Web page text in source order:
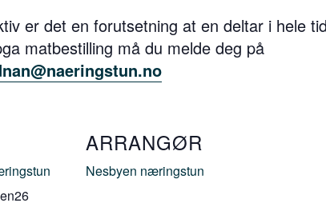
er det en forutsetning at en deltar i hele
matbestilling må du melde deg på
ARRANGØR
Nesbyen næringstun